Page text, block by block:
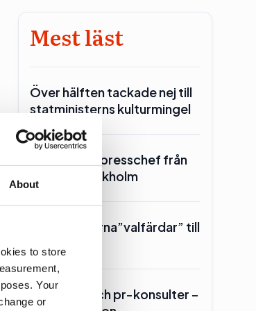
About
to store
Your
or
Mest läst
Över hälften tackade nej till
statministerns kulturmingel
SKR hämtar presschef från
Region Stockholm
Toppolitikerna”valfärdar” till
Lars Lerin och pr-konsulter –